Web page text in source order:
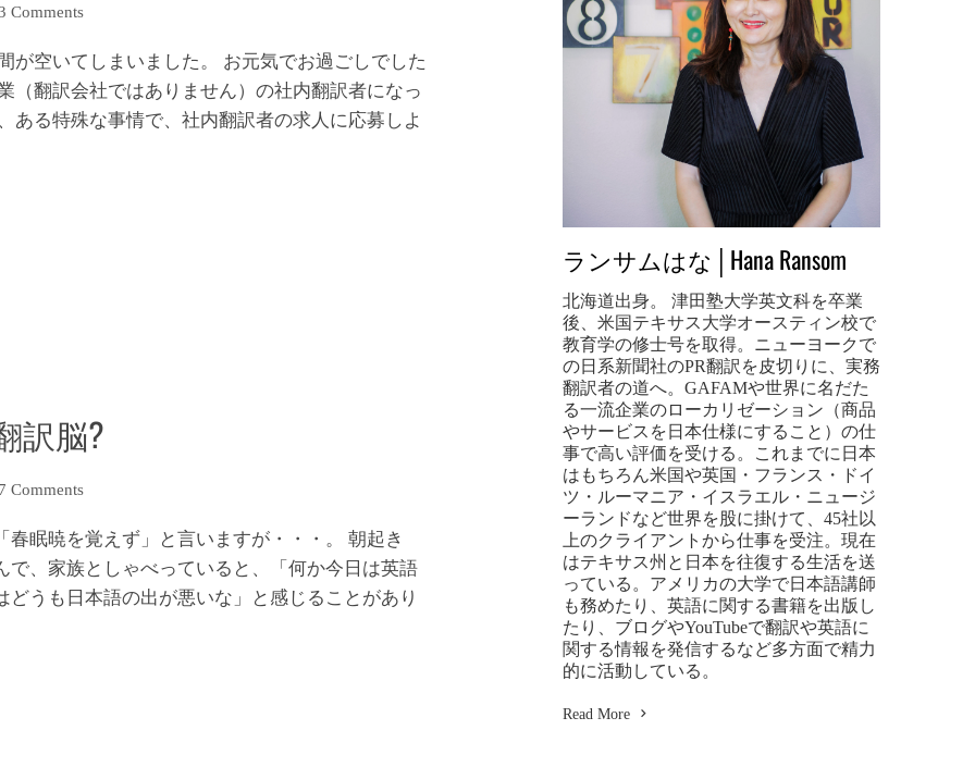
Comments
が空いてしまいました。 お元気でお過ごしでした
（翻訳会社ではありません）の社内翻訳者になっ
ある特殊な事情で、社内翻訳者の求人に応募しよ
訳脳?
7 Comments
眠暁を覚えず」と言いますが・・・。 朝起き
で、家族としゃべっていると、「何か今日は英語
うも日本語の出が悪いな」と感じることがあり
ランサムはな│Hana Ransom
北海道出身。 津田塾大学英文科を卒業
後、米国テキサス大学オースティン校で
教育学の修士号を取得。ニューヨークで
の日系新聞社のPR翻訳を皮切りに、実務
翻訳者の道へ。GAFAMや世界に名だた
る一流企業のローカリゼーション（商品
やサービスを日本仕様にすること）の仕
事で高い評価を受ける。これまでに日本
はもちろん米国や英国・フランス・ドイ
ツ・ルーマニア・イスラエル・ニュージ
ーランドなど世界を股に掛けて、45社以
上のクライアントから仕事を受注。現在
はテキサス州と日本を往復する生活を送
っている。アメリカの大学で日本語講師
も務めたり、英語に関する書籍を出版し
たり、ブログやYouTubeで翻訳や英語に
関する情報を発信するなど多方面で精力
的に活動している。
Read More